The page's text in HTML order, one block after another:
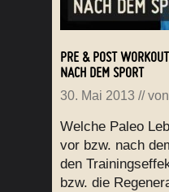
PRE & POST
NACH DEM SPORT
30. Mai 2013 // von
Welche Paleo
vor bzw. nach
den
bzw. die